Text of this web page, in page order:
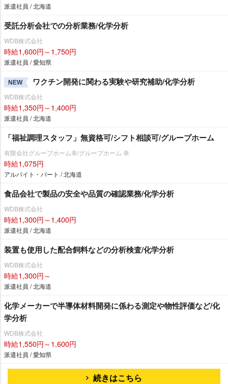
派遣社員 / 北海道
受託分析会社での分析業務/化学分析
WDB株式会社
時給1,600円～1,750円
派遣社員 / 愛知県
NEW ワクチン開発に関わる実験や研究補助/化学分析
WDB株式会社
時給1,350円～1,400円
派遣社員 / 北海道
「福祉調理スタッフ」無資格可/シフト相談可/グループホーム
有限会社グループホーム幸/グループホーム 幸
時給1,075円
アルバイト・パート / 北海道
食品会社で製品の安全や品質の確認業務/化学分析
WDB株式会社
時給1,300円～1,400円
派遣社員 / 北海道
装置も使用した配合飼料などの分析検査/化学分析
WDB株式会社
時給1,300円～
派遣社員 / 北海道
化学メーカーで半導体材料開発に係わる測定や物性評価など/化
学分析
WDB株式会社
時給1,550円～1,600円
派遣社員 / 愛知県
続きはこちら